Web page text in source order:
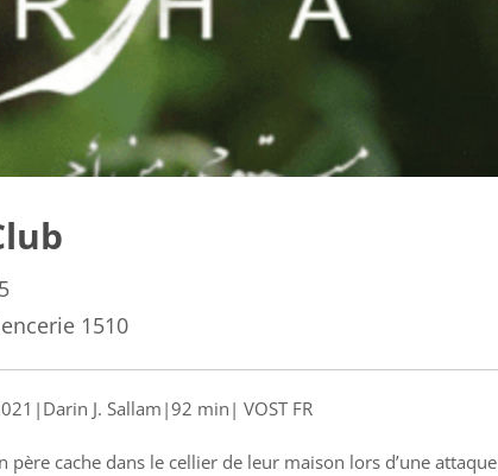
1510
J. Sallam|92 min| VOST FR
père cache dans le cellier de leur maison lors d’une attaque